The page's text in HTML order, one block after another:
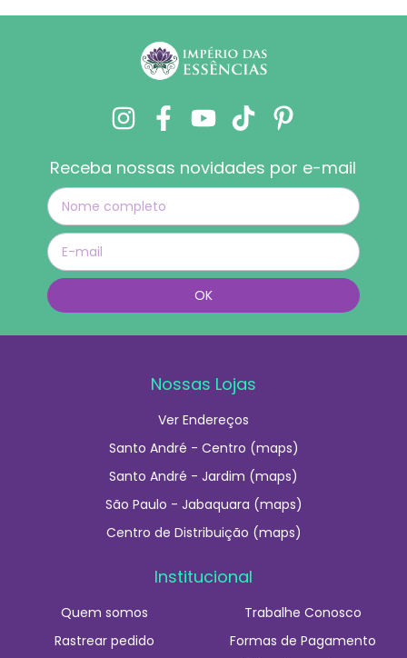
Receba nossas novidades por e-mail
Nossas Lojas
Ver Endereços
Santo André - Centro (maps)
Santo André - Jardim (maps)
São Paulo - Jabaquara (maps)
Centro de Distribuição (maps)
Institucional
Quem somos
Rastrear pedido
Trabalhe Conosco
Formas de Pagamento